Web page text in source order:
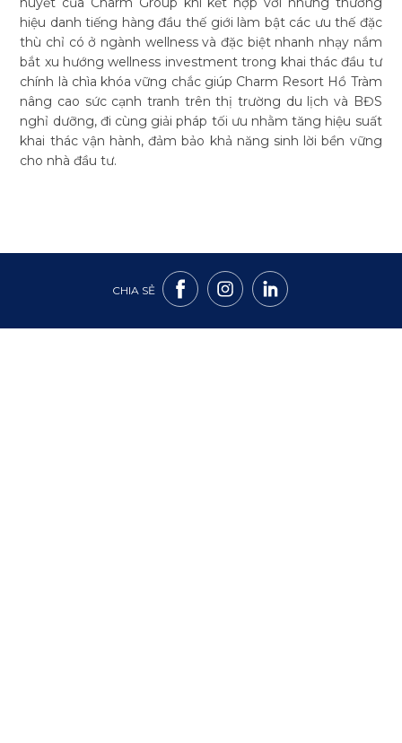
hiệu danh tiếng hàng đầu thế giới làm bật các ưu thế đặc
thù chỉ có ở ngành wellness và đặc biệt nhanh nhạy nắm
bắt xu hướng wellness investment trong khai thác đầu tư
chính là chìa khóa vững chắc giúp Charm Resort Hồ Tràm
nâng cao sức cạnh tranh trên thị trường du lịch và BĐS
nghỉ dưỡng, đi cùng giải pháp tối ưu nhằm tăng hiệu suất
khai thác vận hành, đảm bảo khả năng sinh lời bền vững
cho nhà đầu tư.
CHIA SẺ